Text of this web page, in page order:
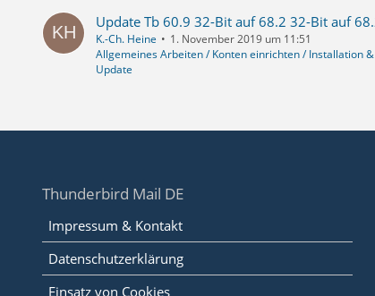
K.-Ch. Heine
1. November 2019 um 11:51
Allgemeines Arbeiten / Konten einrichten / Installation &
Update
Thunderbird Mail DE
Impressum & Kontakt
Datenschutzerklärung
Einsatz von Cookies